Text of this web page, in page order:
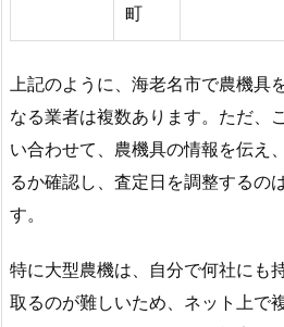
町
上記のように、海老名市で農機具
なる業者は複数あります。ただ、
い合わせて、農機具の情報を伝え
るか確認し、査定日を調整するの
す。
特に大型農機は、自分で何社にも
取るのが難しいため、ネット上で